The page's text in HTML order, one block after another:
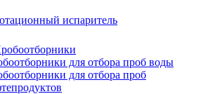
испаритель
для отбора проб воды
для отбора проб